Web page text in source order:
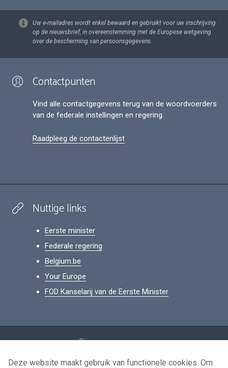
Uw e-mailadres wordt enkel bewaard en gebruikt voor uw inschrijving
op de nieuwsbrief, in overeenstemming met de Europese wetgeving
over de bescherming van persoonsgegevens.
Contactpunten
Vind alle contactgegevens terug van de woordvoerders
van de federale instellingen en regering.
Raadpleeg de contactenlijst
Nuttige links
Eerste minister
Federale regering
Belgium.be
Your Europe
FOD Kanselarij van de Eerste Minister
Persoonsgegevens
Voorwaarden voor het hergebruik
Deze website maakt gebruik van functionele cookies. Om